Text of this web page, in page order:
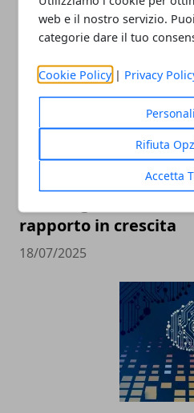
web e il nostro servizio.
categorie dare il tuo
Cookie Policy | Privacy
Rifiuta
Accetta
ARTICOLI CORRELATI
rapporto in crescita
18/07/2025